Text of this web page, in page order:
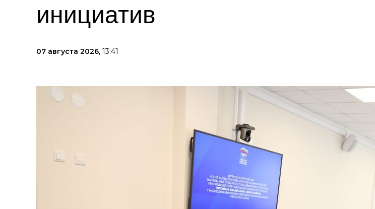
инициатив
07 августа 2026, 13:41